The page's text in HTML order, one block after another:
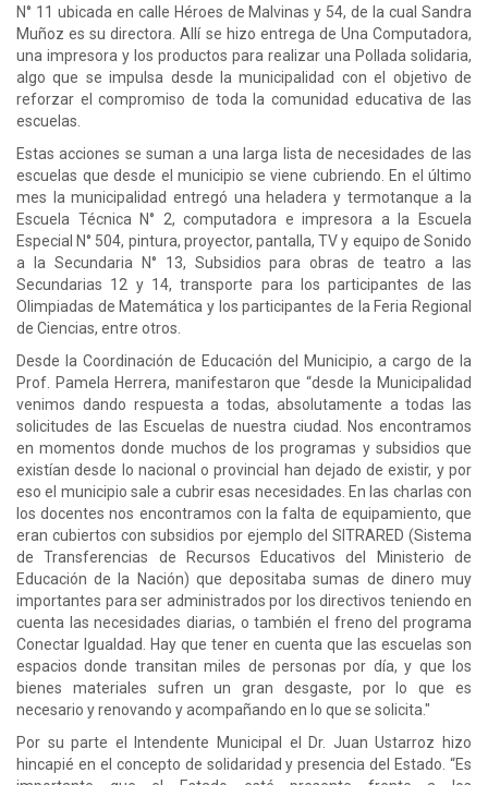
N° 11 ubicada en calle Héroes de Malvinas y 54, de la cual Sandra
Muñoz es su directora. Allí se hizo entrega de Una Computadora,
una impresora y los productos para realizar una Pollada solidaria,
algo que se impulsa desde la municipalidad con el objetivo de
reforzar el compromiso de toda la comunidad educativa de las
escuelas.
Estas acciones se suman a una larga lista de necesidades de las
escuelas que desde el municipio se viene cubriendo. En el último
mes la municipalidad entregó una heladera y termotanque a la
Escuela Técnica N° 2, computadora e impresora a la Escuela
Especial N° 504, pintura, proyector, pantalla, TV y equipo de Sonido
a la Secundaria N° 13, Subsidios para obras de teatro a las
Secundarias 12 y 14, transporte para los participantes de las
Olimpiadas de Matemática y los participantes de la Feria Regional
de Ciencias, entre otros.
Desde la Coordinación de Educación del Municipio, a cargo de la
Prof. Pamela Herrera, manifestaron que “desde la Municipalidad
venimos dando respuesta a todas, absolutamente a todas las
solicitudes de las Escuelas de nuestra ciudad. Nos encontramos
en momentos donde muchos de los programas y subsidios que
existían desde lo nacional o provincial han dejado de existir, y por
eso el municipio sale a cubrir esas necesidades. En las charlas con
los docentes nos encontramos con la falta de equipamiento, que
eran cubiertos con subsidios por ejemplo del SITRARED (Sistema
de Transferencias de Recursos Educativos del Ministerio de
Educación de la Nación) que depositaba sumas de dinero muy
importantes para ser administrados por los directivos teniendo en
cuenta las necesidades diarias, o también el freno del programa
Conectar Igualdad. Hay que tener en cuenta que las escuelas son
espacios donde transitan miles de personas por día, y que los
bienes materiales sufren un gran desgaste, por lo que es
necesario y renovando y acompañando en lo que se solicita."
Por su parte el Intendente Municipal el Dr. Juan Ustarroz hizo
hincapié en el concepto de solidaridad y presencia del Estado. “Es